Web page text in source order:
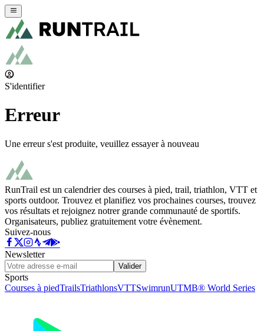
S'identifier
Erreur
Une erreur s'est produite, veuillez essayer à nouveau
RunTrail est un calendrier des courses à pied, trail, triathlon, VTT et
sports outdoor. Trouvez et planifiez vos prochaines courses, trouvez
vos résultats et rejoignez notrer grande communauté de sportifs.
Organisateurs, publiez gratuitement votre évènement.
Suivez-nous
Newsletter
Valider
Sports
Courses à piedTrailsTriathlonsVTTSwimrunUTMB® World Series